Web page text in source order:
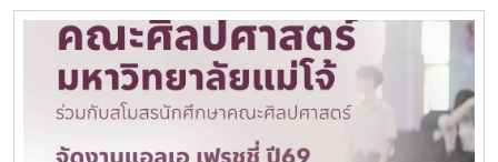
นี้ ผู้ช่วยศาสตราจารย์ ดร.ปารดา เดชะประทุมวัน รองคณบดี
คณะศิลปศาสตร์ ให้เกียรติเป็นประธานกล่าวต้อนรับ พร้อมนำทีม
คณาจารย์ทุกหลักสูตรฯ เข้าแนะนำข้อมูลเกี่ยวกับแนวทางการ
เรียนการสอน และโอกาสในการประกอบอาชีพของแต่ละหลักสูตร
พร้อมทั้งยังเข้าร่วมเยี่ยมชมศูนย์นวัตกรรมการสื่อสารและการ